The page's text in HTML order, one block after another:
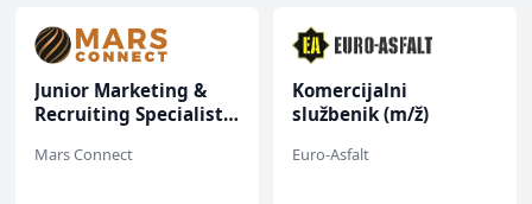
Junior Marketing &
Recruiting Specialist
Mars Connect
Komercijalni
službenik (m/ž)
Euro-Asfalt